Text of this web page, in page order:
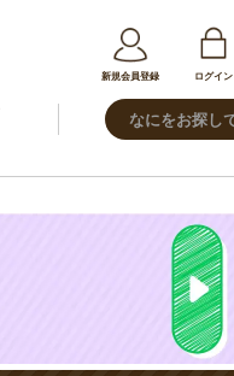
新規会員登録 ログイン